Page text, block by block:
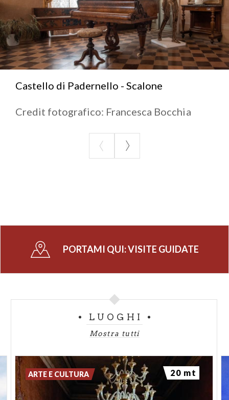
Castello di Padernello - Scalone
Credit fotografico: Francesca Bocchia
PORTAMI QUI:VISITE GUIDATE
LUOGHI
Mostra tutti
ARTE E CULTURA 20 mt